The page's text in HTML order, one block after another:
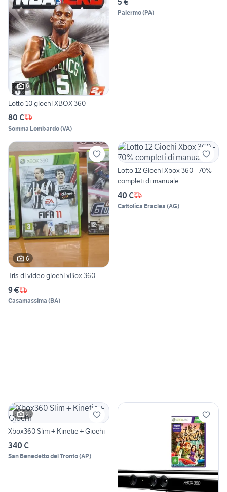
6
Lotto 10 giochi XBOX 360
80 €
Somma Lombardo(VA)
Palermo(PA)
6
Tris di video giochi xBox 360
9 €
Casamassima (BA)
Lotto 12 Giochi Xbox 360 - 70%
completi di manuale
40 €
Cattolica Eraclea (AG)
2
Xbox360 Slim + Kinetic + Giochi
340 €
San Benedetto del Tronto(AP)